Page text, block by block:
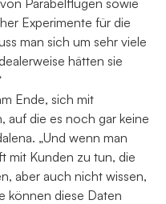
Parabelflügen sowie
Experimente für die
man sich um sehr viele
hätten sie
Ende, sich mit
auf die es noch gar keine
„Und wenn man
mit Kunden zu tun, die
aber auch nicht wissen,
können diese Daten